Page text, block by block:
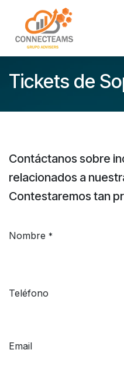
Ir al contenido
Tickets de
Contáctanos sobre
relacionados a
Contestaremos tan
Nombre *
Teléfono
Email